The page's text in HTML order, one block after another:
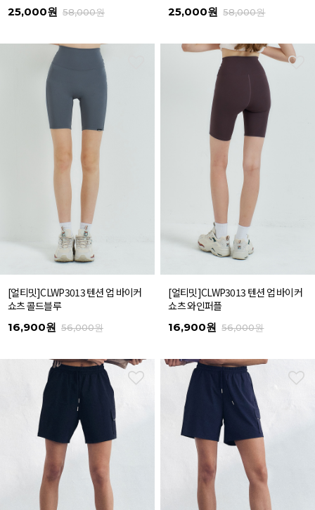
25,000원 58,000원 25,000원 58,000원
[얼티밋]CLWP3013 텐션 업 바이커
쇼츠 콜드블루
16,900원 56,000원
[얼티밋]CLWP3013 텐션 업 바이커
쇼츠 와인퍼플
16,900원 56,000원